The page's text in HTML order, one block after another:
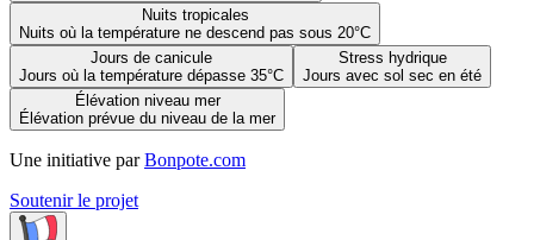
Nuits tropicales
Nuits où la température ne descend pas sous 20°C
Jours de canicule
Jours où la température dépasse 35°C
Stress hydrique
Jours avec sol sec en été
Élévation niveau mer
Élévation prévue du niveau de la mer
Une initiative par Bonpote.com
Soutenir le projet